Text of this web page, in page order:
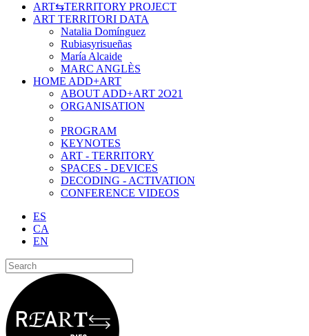
ART⇆TERRITORY PROJECT
ART TERRITORI DATA
Natalia Domínguez
Rubiasyrisueñas
María Alcaide
MARC ANGLÈS
HOME ADD+ART
ABOUT ADD+ART 2O21
ORGANISATION
PROGRAM
KEYNOTES
ART - TERRITORY
SPACES - DEVICES
DECODING - ACTIVATION
CONFERENCE VIDEOS
ES
CA
EN